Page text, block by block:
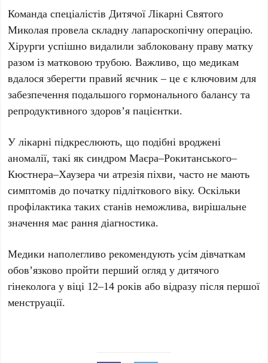
Команда спеціалістів Дитячої Лікарні Святого
Миколая провела складнулапароскопічну операцію.
Хірурги успішно видалили заблоковану праву матку
разом із матковою трубою. Важливо, що медикам
вдалося зберегти правий яєчник – це є ключовим для
забезпечення подальшого гормонального балансу та
репродуктивного здоров’я пацієнтки.
У лікарні підкреслюють, що подібні вроджені
аномалії, такі як синдромМаєра–Рокитанського–
Кюстнера–Хаузера чи атрезія піхви, часто не мають
симптомів до початку підліткового віку. Оскільки
профілактика таких станів неможлива, вирішальне
значення має рання діагностика.
Медики наполегливо рекомендують усім дівчаткам
обов’язково пройти перший огляд у дитячого
гінеколога у віці 12–14 років або відразу після першої
менструації.